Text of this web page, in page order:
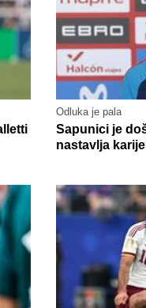
Odluka je pala
Sapunici je
nastavlja